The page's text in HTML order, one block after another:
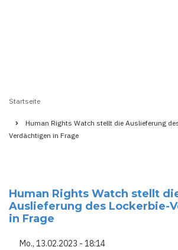
Startseite
Human Rights Watch stellt die Auslieferung
Verdächtigen in Frage
Human Rights Watch stellt
Auslieferung des Lockerbie-
in Frage
Mo., 13.02.2023 - 18:14